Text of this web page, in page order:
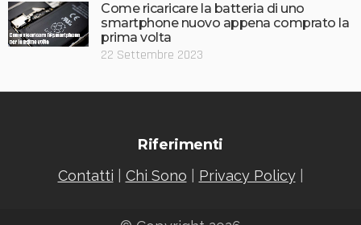
Come ricaricare la batteria di uno
smartphone nuovo appena comprato la
prima volta
22 Settembre 2023
Riferimenti
Contatti Chi Sono Privacy Policy|